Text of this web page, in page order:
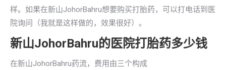
样。如果在新山JohorBahru想要购买打胎药，可以打电话到医
院询问（我就是这样做的，效果很好）。
新山JohorBahru的医院打胎药多少钱
在新山JohorBahru药流，费用由三个构成